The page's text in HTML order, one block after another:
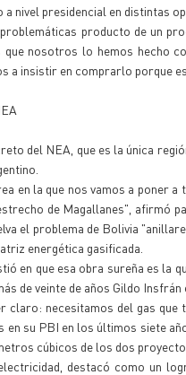
a nivel presidencial en distintas
producto de un
que nosotros lo hemos hecho
a insistir en comprarlo porque
del NEA, que es la única
en la que nos vamos a poner
de Magallanes", afirmó
el problema de Bolivia
energética gasificada.
en que esa obra sureña es la
de veinte de años Gildo
claro: necesitamos del gas que
en su PBI en los últimos siete
cúbicos de los dos
destacó como un